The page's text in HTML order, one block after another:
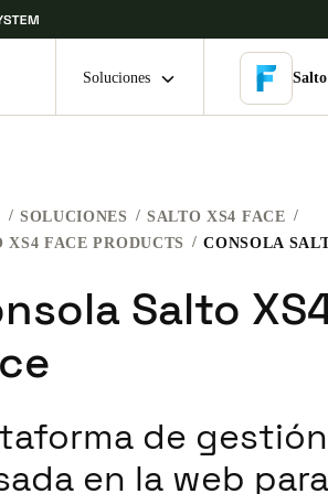
Europe North America
Soluciones
SOLUCIONES
SALTO XS4 FACE
XS4 FACE PRODUCTS
CONSOLA
Salto
de gestión
en la web